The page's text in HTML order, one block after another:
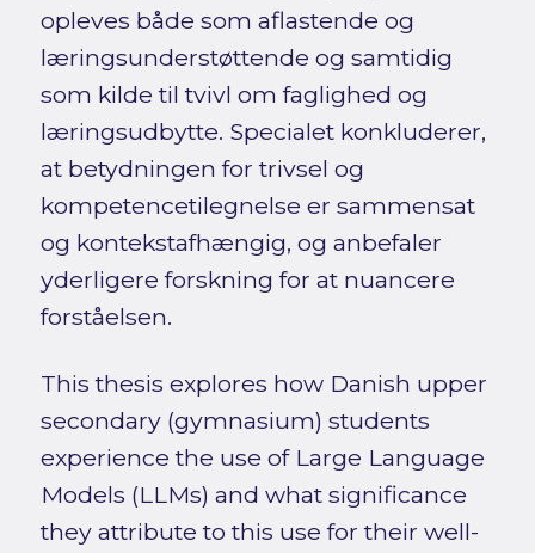
opleves både som aflastende og
læringsunderstøttende og samtidig
som kilde til tvivl om faglighed og
læringsudbytte. Specialet konkluderer,
at betydningen for trivsel og
kompetencetilegnelse er sammensat
og kontekstafhængig, og anbefaler
yderligere forskning for at nuancere
forståelsen.
This thesis explores how Danish upper
secondary (gymnasium) students
experience the use of Large Language
Models (LLMs) and what significance
they attribute to this use for their well-